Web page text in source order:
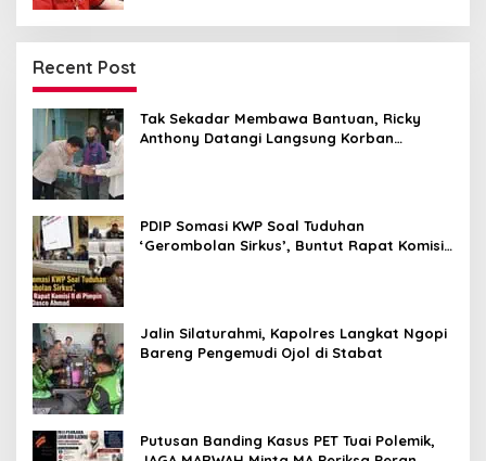
Recent Post
Tak Sekadar Membawa Bantuan, Ricky
Anthony Datangi Langsung Korban
PDIP Somasi KWP Soal Tuduhan
‘Gerombolan Sirkus’, Buntut Rapat Komisi
Jalin Silaturahmi, Kapolres Langkat Ngopi
Bareng Pengemudi Ojol di Stabat
Putusan Banding Kasus PET Tuai Polemik,